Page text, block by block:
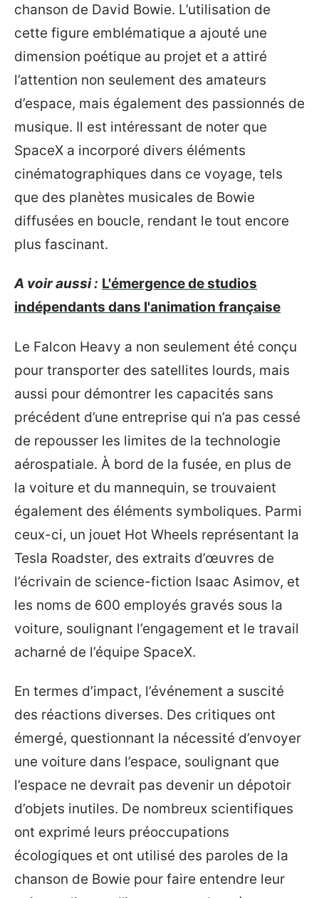
chanson de David Bowie. L’utilisation de
cette figure emblématique a ajouté une
dimension poétique au projet et a attiré
l’attention non seulement des amateurs
d’espace, mais également des passionnés de
musique. Il est intéressant de noter que
SpaceX a incorporé divers éléments
cinématographiques dans ce voyage, tels
que des planètes musicales de Bowie
diffusées en boucle, rendant le tout encore
plus fascinant.
A voir aussi : L'émergence de studios
indépendants dans l'animation française
Le Falcon Heavy a non seulement été conçu
pour transporter des satellites lourds, mais
aussi pour démontrer les capacités sans
précédent d’une entreprise qui n’a pas cessé
de repousser les limites de la technologie
aérospatiale. À bord de la fusée, en plus de
la voiture et du mannequin, se trouvaient
également des éléments symboliques. Parmi
ceux-ci, un jouet Hot Wheels représentant la
Tesla Roadster, des extraits d’œuvres de
l’écrivain de science-fiction Isaac Asimov, et
les noms de 600 employés gravés sous la
voiture, soulignant l’engagement et le travail
acharné de l’équipe SpaceX.
En termes d’impact, l’événement a suscité
des réactions diverses. Des critiques ont
émergé, questionnant la nécessité d’envoyer
une voiture dans l’espace, soulignant que
l’espace ne devrait pas devenir un dépotoir
d’objets inutiles. De nombreux scientifiques
ont exprimé leurs préoccupations
écologiques et ont utilisé des paroles de la
chanson de Bowie pour faire entendre leur